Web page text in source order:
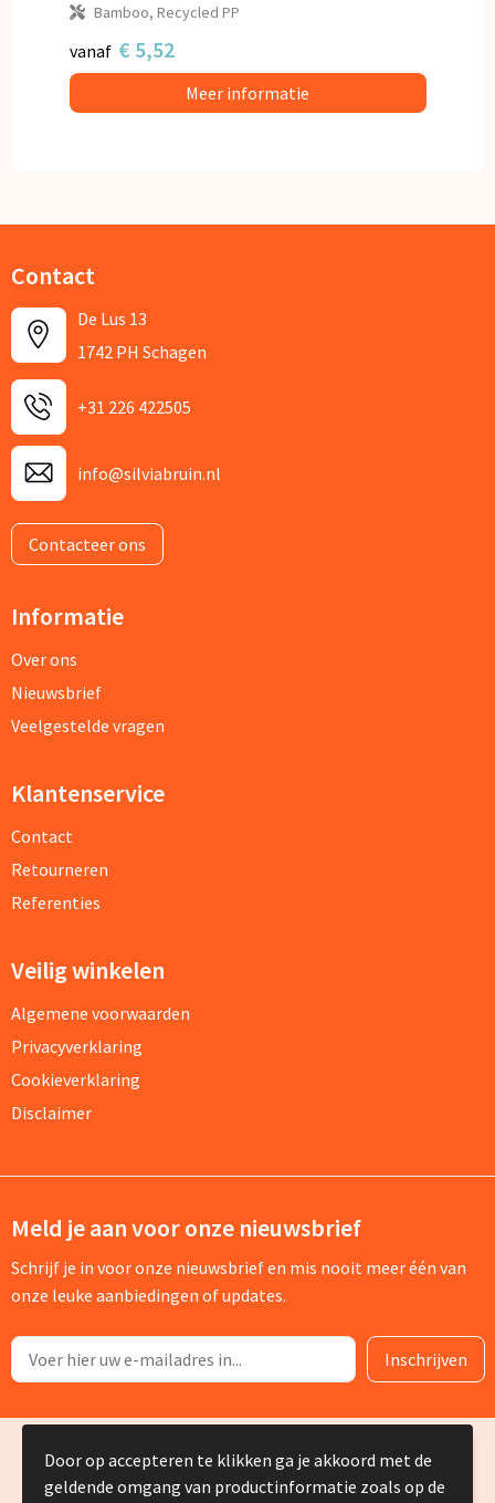
Bamboo, Recycled PP
vanaf € 5,52
Meer informatie
Contact
De Lus 13
1742 PH Schagen
+31 226 422505
info@silviabruin.nl
Contacteer ons
Informatie
Over ons
Nieuwsbrief
Veelgestelde vragen
Klantenservice
Contact
Retourneren
Referenties
Veilig winkelen
Algemene voorwaarden
Privacyverklaring
Cookieverklaring
Disclaimer
Meld je aan voor onze nieuwsbrief
Schrijf je in voor onze nieuwsbrief en mis nooit meer één van
onze leuke aanbiedingen of updates.
© Copyright Silvia Bruin reclame-advies 2025
Door op accepteren te klikken ga je akkoord met de
geldende omgang van productinformatie zoals op de